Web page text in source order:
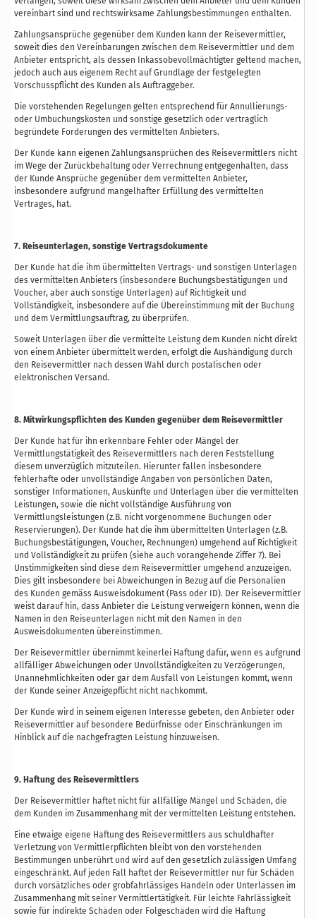
vereinbart sind und rechtswirksame Zahlungsbestimmungen enthalten.
Zahlungsansprüche gegenüber dem Kunden kann der Reisevermittler,
soweit dies den Vereinbarungen zwischen dem Reisevermittler und dem
Anbieter entspricht, als dessen Inkassobevollmächtigter geltend machen,
jedoch auch aus eigenem Recht auf Grundlage der festgelegten
Vorschusspflicht des Kunden als Auftraggeber.
Die vorstehenden Regelungen gelten entsprechend für Annullierungs-
oder Umbuchungskosten und sonstige gesetzlich oder vertraglich
begründete Forderungen des vermittelten Anbieters.
Der Kunde kann eigenen Zahlungsansprüchen des Reisevermittlers nicht
im Wege der Zurückbehaltung oder Verrechnung entgegenhalten, dass
der Kunde Ansprüche gegenüber dem vermittelten Anbieter,
insbesondere aufgrund mangelhafter Erfüllung des vermittelten
Vertrages, hat.
7. Reiseunterlagen, sonstige Vertragsdokumente
Der Kunde hat die ihm übermittelten Vertrags- und sonstigen Unterlagen
des vermittelten Anbieters (insbesondere Buchungsbestätigungen und
Voucher, aber auch sonstige Unterlagen) auf Richtigkeit und
Vollständigkeit, insbesondere auf die Übereinstimmung mit der Buchung
und dem Vermittlungsauftrag, zu überprüfen.
Soweit Unterlagen über die vermittelte Leistung dem Kunden nicht direkt
von einem Anbieter übermittelt werden, erfolgt die Aushändigung durch
den Reisevermittler nach dessen Wahl durch postalischen oder
elektronischen Versand.
8. Mitwirkungspflichten des Kunden gegenüber dem Reisevermittler
Der Kunde hat für ihn erkennbare Fehler oder Mängel der
Vermittlungstätigkeit des Reisevermittlers nach deren Feststellung
diesem unverzüglich mitzuteilen. Hierunter fallen insbesondere
fehlerhafte oder unvollständige Angaben von persönlichen Daten,
sonstiger Informationen, Auskünfte und Unterlagen über die vermittelten
Leistungen, sowie die nicht vollständige Ausführung von
Vermittlungsleistungen (z.B. nicht vorgenommene Buchungen oder
Reservierungen). Der Kunde hat die ihm übermittelten Unterlagen (z.B.
Buchungsbestätigungen, Voucher, Rechnungen) umgehend auf Richtigkeit
und Vollständigkeit zu prüfen (siehe auch vorangehende Ziffer 7). Bei
Unstimmigkeiten sind diese dem Reisevermittler umgehend anzuzeigen.
Dies gilt insbesondere bei Abweichungen in Bezug auf die Personalien
des Kunden gemäss Ausweisdokument (Pass oder ID). Der Reisevermittler
weist darauf hin, dass Anbieter die Leistung verweigern können, wenn die
Namen in den Reiseunterlagen nicht mit den Namen in den
Ausweisdokumenten übereinstimmen.
Der Reisevermittler übernimmt keinerlei Haftung dafür, wenn es aufgrund
allfälliger Abweichungen oder Unvollständigkeiten zu Verzögerungen,
Unannehmlichkeiten oder gar dem Ausfall von Leistungen kommt, wenn
der Kunde seiner Anzeigepflicht nicht nachkommt.
Der Kunde wird in seinem eigenen Interesse gebeten, den Anbieter oder
Reisevermittler auf besondere Bedürfnisse oder Einschränkungen im
Hinblick auf die nachgefragten Leistung hinzuweisen.
9. Haftung des Reisevermittlers
Der Reisevermittler haftet nicht für allfällige Mängel und Schäden, die
dem Kunden im Zusammenhang mit der vermittelten Leistung entstehen.
Eine etwaige eigene Haftung des Reisevermittlers aus schuldhafter
Verletzung von Vermittlerpflichten bleibt von den vorstehenden
Bestimmungen unberührt und wird auf den gesetzlich zulässigen Umfang
eingeschränkt. Auf jeden Fall haftet der Reisevermittler nur für Schäden
durch vorsätzliches oder grobfahrlässiges Handeln oder Unterlassen im
Zusammenhang mit seiner Vermittlertätigkeit. Für leichte Fahrlässigkeit
sowie für indirekte Schäden oder Folgeschäden wird die Haftung